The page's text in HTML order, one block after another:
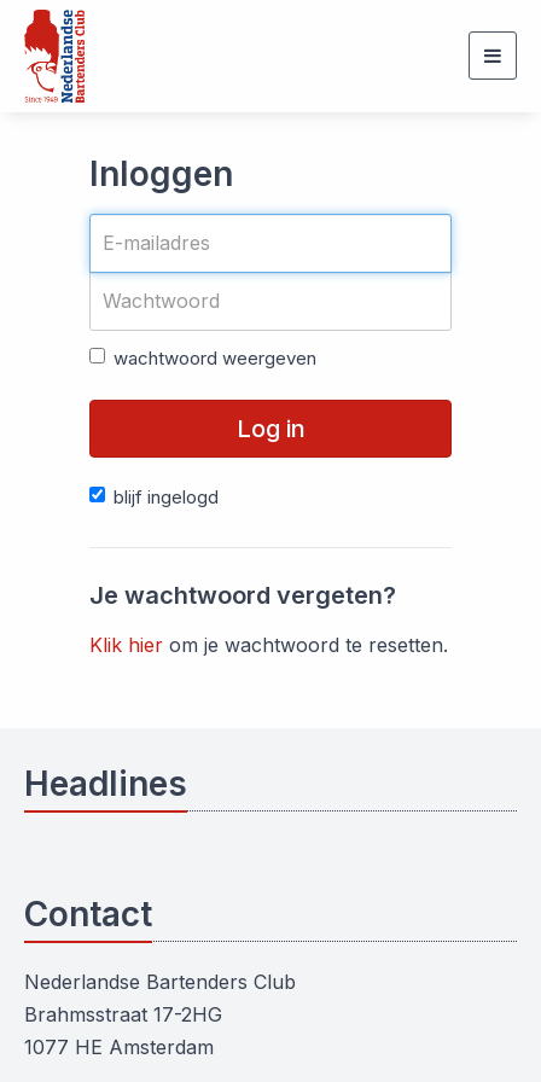
Inloggen
wachtwoord weergeven
Log in
blijf ingelogd
Je wachtwoord vergeten?
Klik hier om je wachtwoord te resetten.
Headlines
Contact
Nederlandse Bartenders Club
Brahmsstraat 17-2HG
1077 HE Amsterdam